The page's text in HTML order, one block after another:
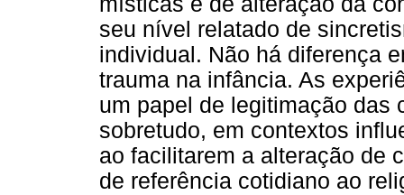
seu nível relatado de
individual. Não há diferença
trauma na infância. As
um papel de legitimação das
sobretudo, em contextos
ao facilitarem a alteração de
de referência cotidiano ao